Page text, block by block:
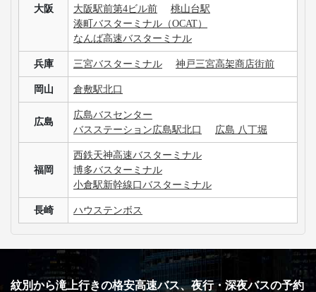
大阪
大阪駅前第4ビル前
桃山台駅
湊町バスターミナル（OCAT）
なんば高速バスターミナル
兵庫 三宮バスターミナル 神戸三宮高架商店街前
岡山 倉敷駅北口
広島
広島バスセンター
バスステーション広島駅北口
広島 八丁堀
福岡
西鉄天神高速バスターミナル
博多バスターミナル
小倉駅新幹線口バスターミナル
長崎 ハウステンボス
紋別から滝上行きの格安高速バス、夜行・深夜バスの予約